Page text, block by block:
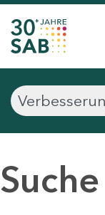
Suche